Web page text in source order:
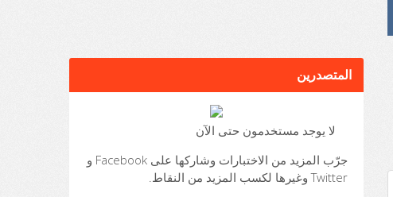
المتصدرين
لا يوجد مستخدمون حتى الآن
جرّب المزيد من الاختبارات وشاركها على Facebook و
Twitter وغيرها لكسب المزيد من النقاط.